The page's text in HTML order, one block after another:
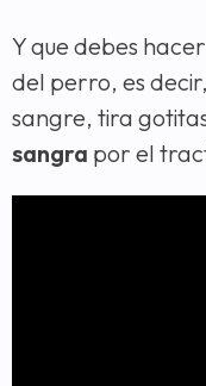
Y que debes
del perro, es
sangre, tira
sangra por el